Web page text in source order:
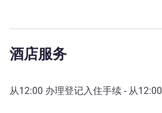
酒店服务
从12:00 办理登记入住手续 - 从12:00